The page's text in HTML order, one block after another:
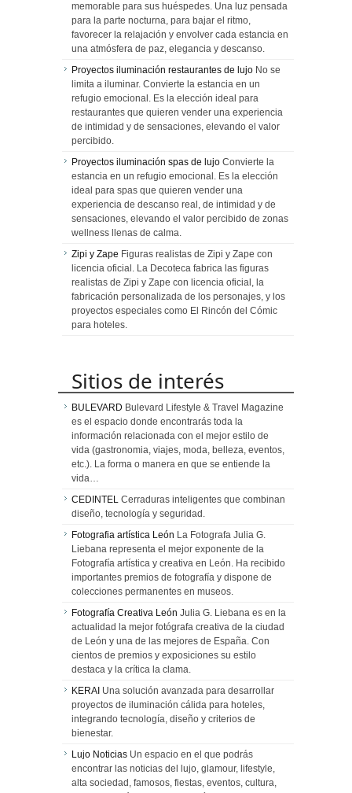
memorable para sus huéspedes. Una luz pensada
para la parte nocturna, para bajar el ritmo,
favorecer la relajación y envolver cada estancia en
una atmósfera de paz, elegancia y descanso.
Proyectos iluminación restaurantes de lujo No se
limita a iluminar. Convierte la estancia en un
refugio emocional. Es la elección ideal para
restaurantes que quieren vender una experiencia
de intimidad y de sensaciones, elevando el valor
percibido.
Proyectos iluminación spas de lujo Convierte la
estancia en un refugio emocional. Es la elección
ideal para spas que quieren vender una
experiencia de descanso real, de intimidad y de
sensaciones, elevando el valor percibido de zonas
wellness llenas de calma.
Zipi y Zape Figuras realistas de Zipi y Zape con
licencia oficial. La Decoteca fabrica las figuras
realistas de Zipi y Zape con licencia oficial, la
fabricación personalizada de los personajes, y los
proyectos especiales como El Rincón del Cómic
para hoteles.
Sitios de interés
BULEVARD Bulevard Lifestyle & Travel Magazine
es el espacio donde encontrarás toda la
información relacionada con el mejor estilo de
vida (gastronomia, viajes, moda, belleza, eventos,
etc.). La forma o manera en que se entiende la
vida…
CEDINTEL Cerraduras inteligentes que combinan
diseño, tecnología y seguridad.
Fotografia artística León La Fotografa Julia G.
Liebana representa el mejor exponente de la
Fotografía artística y creativa en León. Ha recibido
importantes premios de fotografía y dispone de
colecciones permanentes en museos.
Fotografía Creativa León Julia G. Liebana es en la
actualidad la mejor fotógrafa creativa de la ciudad
de León y una de las mejores de España. Con
cientos de premios y exposiciones su estilo
destaca y la crítica la clama.
KERAI Una solución avanzada para desarrollar
proyectos de iluminación cálida para hoteles,
integrando tecnología, diseño y criterios de
bienestar.
Lujo Noticias Un espacio en el que podrás
encontrar las noticias del lujo, glamour, lifestyle,
alta sociedad, famosos, fiestas, eventos, cultura,